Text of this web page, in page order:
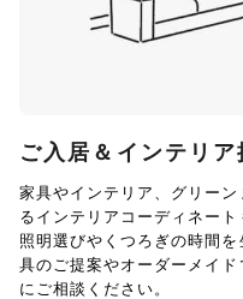
ご入居＆インテリア
家具やインテリア、グリー
るインテリアコーディネー
照明選びやくつろぎの時間
具のご提案やオーダーメイ
にご相談ください。